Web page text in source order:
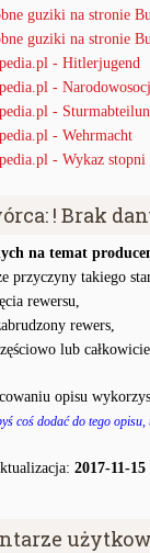
guziki na stronie
guziki na stronie
- Hitlerjugend
-
-
- Wehrmacht
- Wykaz stopni
! Brak
na temat
przyczyny takiego
rewersu,
rewers,
lub
opisu
coś dodać do tego
2017-11-15